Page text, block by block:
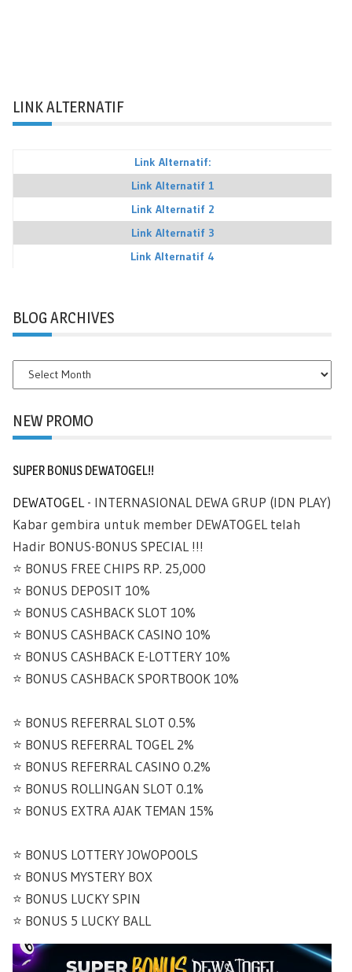
LINK ALTERNATIF
Link Alternatif:
Link Alternatif 1
Link Alternatif 2
Link Alternatif 3
Link Alternatif 4
BLOG ARCHIVES
BLOG
ARCHIVES
NEW PROMO
SUPER BONUS DEWATOGEL!!
DEWATOGEL - INTERNASIONAL DEWA GRUP (IDN PLAY)
Kabar gembira untuk member DEWATOGEL telah
Hadir BONUS-BONUS SPECIAL !!!
⭐️ BONUS FREE CHIPS RP. 25,000
⭐️ BONUS DEPOSIT 10%
⭐️ BONUS CASHBACK SLOT 10%
⭐️ BONUS CASHBACK CASINO 10%
⭐️ BONUS CASHBACK E-LOTTERY 10%
⭐️ BONUS CASHBACK SPORTBOOK 10%
⭐️ BONUS REFERRAL SLOT 0.5%
⭐️ BONUS REFERRAL TOGEL 2%
⭐️ BONUS REFERRAL CASINO 0.2%
⭐️ BONUS ROLLINGAN SLOT 0.1%
⭐️ BONUS EXTRA AJAK TEMAN 15%
⭐️ BONUS LOTTERY JOWOPOOLS
⭐️ BONUS MYSTERY BOX
⭐️ BONUS LUCKY SPIN
⭐️ BONUS 5 LUCKY BALL